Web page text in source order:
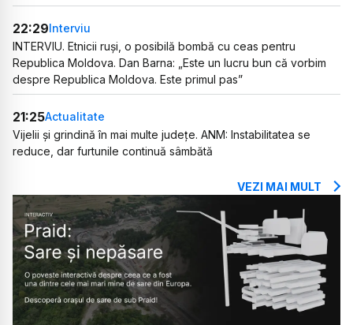
22:29Interviu
INTERVIU. Etnicii ruși, o posibilă bombă cu ceas pentru
Republica Moldova. Dan Barna: „Este un lucru bun că vorbim
despre Republica Moldova. Este primul pas”
21:25Actualitate
Vijelii și grindină în mai multe județe. ANM: Instabilitatea se
reduce, dar furtunile continuă sâmbătă
VEZI MAI MULT